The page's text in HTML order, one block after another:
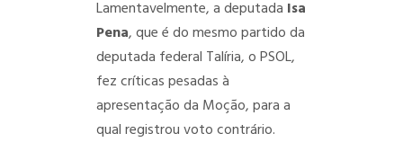
Lamentavelmente, a deputada Isa
Pena, que é do mesmo partido da
deputada federal Talíria, o PSOL,
fez críticas pesadas à
apresentação da Moção, para a
qual registrou voto contrário.